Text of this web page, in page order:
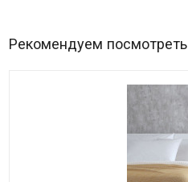
Рекомендуем посмотреть